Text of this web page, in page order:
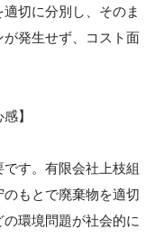
切に分別し、そのま
発生せず、コスト面
】
す。有限会社上枝組
もとで廃棄物を適切
環境問題が社会的に